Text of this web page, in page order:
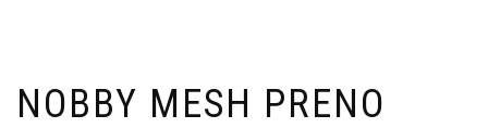
NOBBY MESH PRENO